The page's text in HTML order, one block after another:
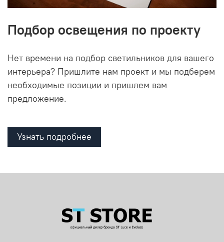
Подбор освещения по проекту
Нет времени на подбор светильников для вашего
интерьера? Пришлите нам проект и мы подберем
необходимые позиции и пришлем вам
предложение.
Узнать подробнее